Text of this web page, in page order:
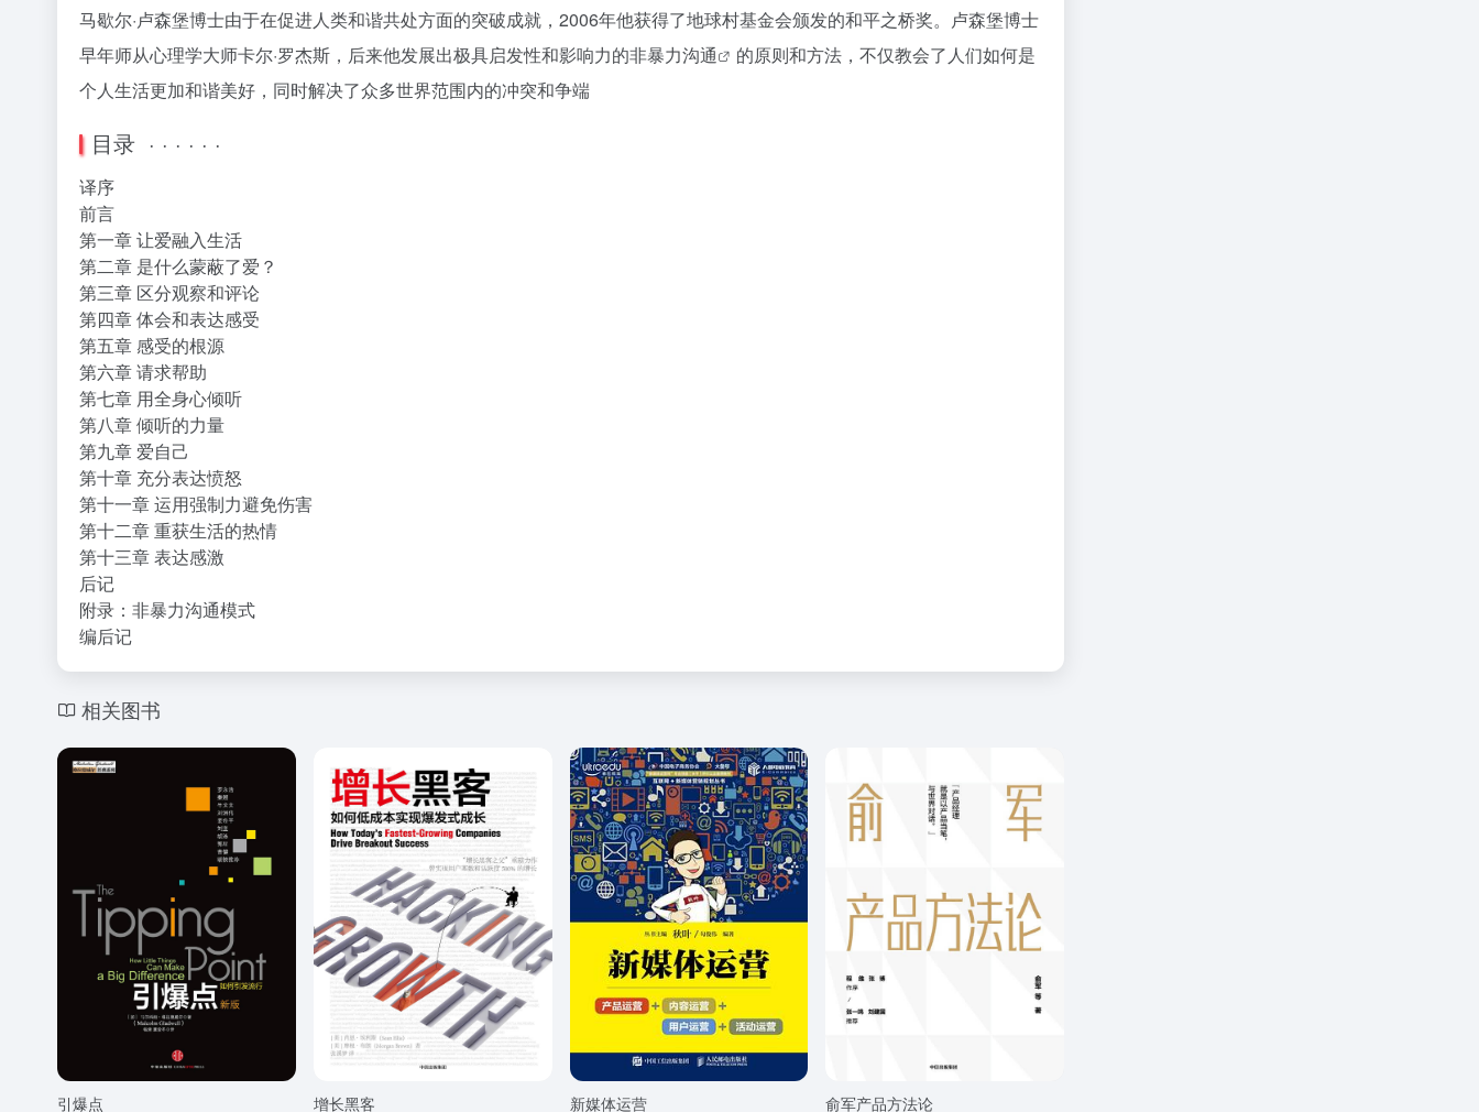
马歇尔·卢森堡博士由于在促进人类和谐共处方面的突破成就，2006年他获得了地球村基金会颁发的和平之桥奖。卢森堡博士
早年师从心理学大师卡尔·罗杰斯，后来他发展出极具启发性和影响力的非暴力沟通
的原则和方法，不仅教会了人们如何是
个人生活更加和谐美好，同时解决了众多世界范围内的冲突和争端
目录 · · · · · ·
译序
前言
第一章 让爱融入生活
第二章 是什么蒙蔽了爱？
第三章 区分观察和评论
第四章 体会和表达感受
第五章 感受的根源
第六章 请求帮助
第七章 用全身心倾听
第八章 倾听的力量
第九章 爱自己
第十章 充分表达愤怒
第十一章 运用强制力避免伤害
第十二章 重获生活的热情
第十三章 表达感激
后记
附录：非暴力沟通模式
编后记
相关图书
引爆点 增长黑客 新媒体运营 俞军产品方法论